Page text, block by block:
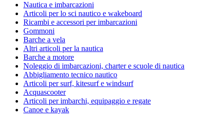
Nautica e imbarcazioni
Articoli per lo sci nautico e wakeboard
Ricambi e accessori per imbarcazioni
Gommoni
Barche a vela
Altri articoli per la nautica
Barche a motore
Noleggio di imbarcazioni, charter e scuole di nautica
Abbigliamento tecnico nautico
Articoli per surf, kitesurf e windsurf
Acquascooter
Articoli per imbarchi, equipaggio e regate
Canoe e kayak